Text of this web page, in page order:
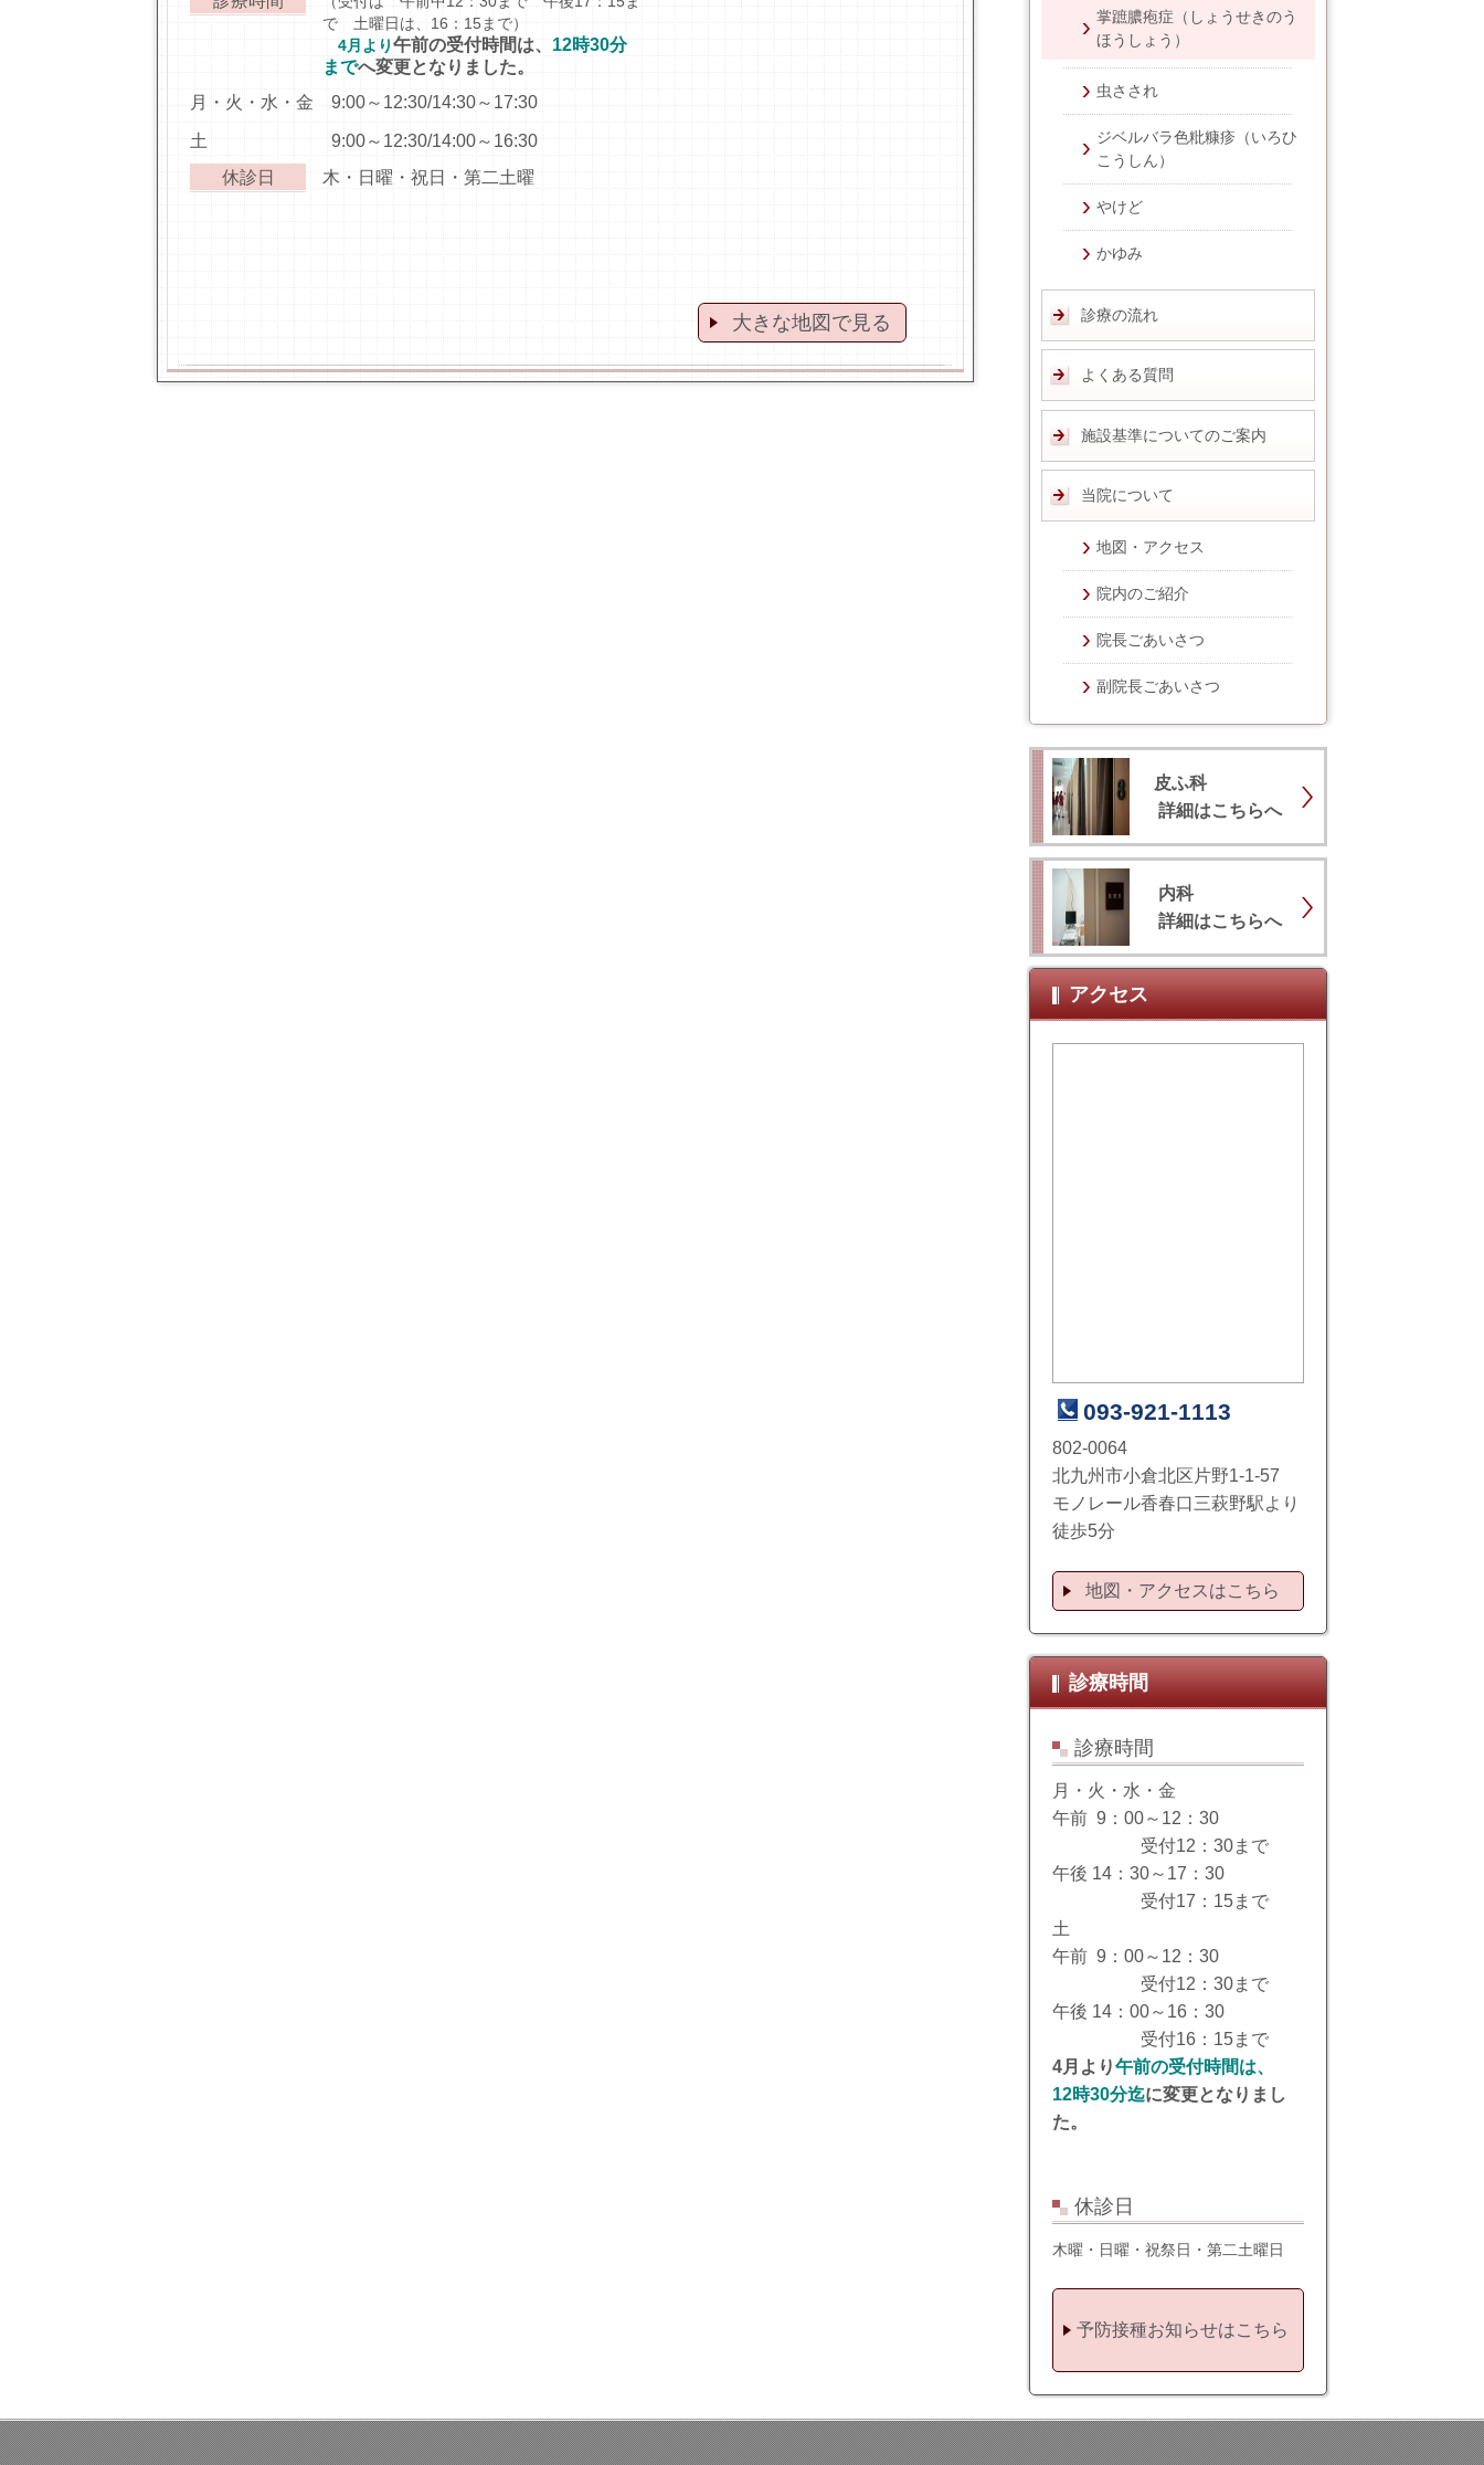
大きな地図で見る
で 土曜日は、16：15まで）
4月より午前の受付時間は、 12時30分
までへ変更となりました。
月・火・水・金 9:00～12:30/14:30～17:30
土 9:00～12:30/14:00～16:30
休診日
木・日曜・祝日・第二土曜
掌蹠膿疱症（しょうせきのう
ほうしょう）
虫さされ
ジベルバラ色粃糠疹（いろひ
こうしん）
やけど
かゆみ
診療の流れ
よくある質問
施設基準についてのご案内
当院について
地図・アクセス
院内のご紹介
院長ごあいさつ
副院長ごあいさつ
皮ふ科
詳細はこちらへ
内科
詳細はこちらへ
アクセス
093-921-1113
802-0064
北九州市小倉北区片野1-1-57
モノレール香春口三萩野駅より
徒歩5分
地図・アクセスはこちら
診療時間
診療時間
月・火・水・金
午前 9：00～12：30
受付12：30まで
午後 14：30～17：30
受付17：15まで
土
午前 9：00～12：30
受付12：30まで
午後 14：00～16：30
受付16：15まで
4月より午前の受付時間は、
12時30分迄に変更となりまし
た。
休診日
木曜・日曜・祝祭日・第二土曜日
予防接種お知らせはこちら